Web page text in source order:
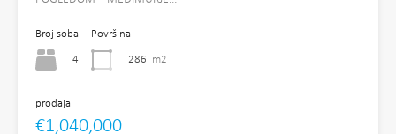
Broj soba
4
Površina
286 m2
prodaja
€1,040,000